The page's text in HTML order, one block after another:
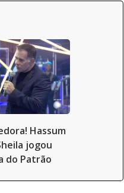
Hassum
jogou
do Patrão